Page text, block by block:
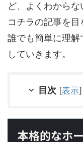
ど、よくわから
コチラの記事を目
誰でも簡単に理解
していきます。
目次 [表示]
本格的なホ